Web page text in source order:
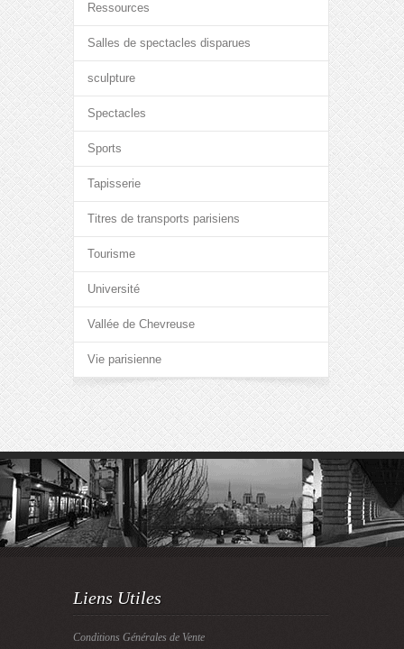
Ressources
Salles de spectacles disparues
sculpture
Spectacles
Sports
Tapisserie
Titres de transports parisiens
Tourisme
Université
Vallée de Chevreuse
Vie parisienne
Liens Utiles
Conditions Générales de Vente